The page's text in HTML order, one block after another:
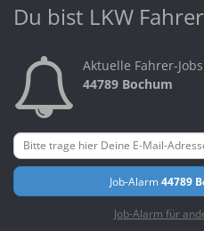
Du bist LKW
Aktuelle Fahrer-
44789 Bochum
Job-Alarm44789
Job-Alarm für